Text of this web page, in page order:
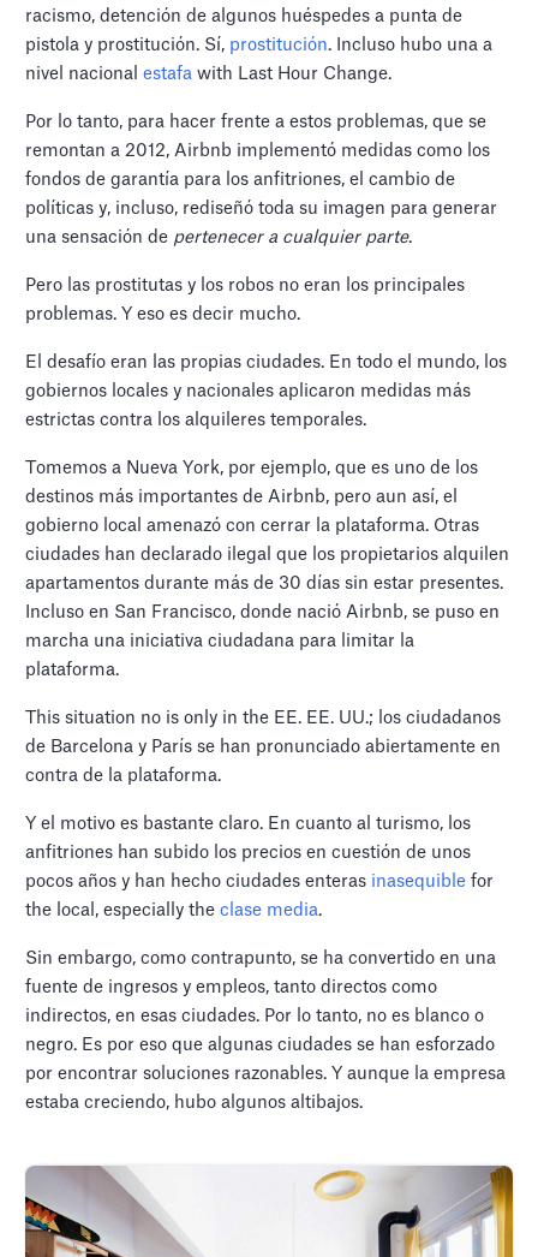
racismo, detención de algunos huéspedes a punta de
pistola y prostitución. Sí, prostitución. Incluso hubo una a
nivel nacionalestafa with Last Hour Change.
Por lo tanto, para hacer frente a estos problemas, que se
remontan a 2012, Airbnb implementó medidas como los
fondos de garantía para los anfitriones, el cambio de
políticas y, incluso, rediseñó toda su imagen para generar
una sensación de pertenecer a cualquier parte.
Pero las prostitutas y los robos no eran los principales
problemas. Y eso es decir mucho.
El desafío eran las propias ciudades. En todo el mundo, los
gobiernos locales y nacionales aplicaron medidas más
estrictas contra los alquileres temporales.
Tomemos a Nueva York, por ejemplo, que es uno de los
destinos más importantes de Airbnb, pero aun así, el
gobierno local amenazó con cerrar la plataforma. Otras
ciudades han declarado ilegal que los propietarios alquilen
apartamentos durante más de 30 días sin estar presentes.
Incluso en San Francisco, donde nació Airbnb, se puso en
marcha una iniciativa ciudadana para limitar la
plataforma.
This situation no is only in the EE. EE. UU.; los ciudadanos
de Barcelona y París se han pronunciado abiertamente en
contra de la plataforma.
Y el motivo es bastante claro. En cuanto al turismo, los
anfitriones han subido los precios en cuestión de unos
pocos años y han hecho ciudades enteras inasequible for
the local, especially theclase media.
Sin embargo, como contrapunto, se ha convertido en una
fuente de ingresos y empleos, tanto directos como
indirectos, en esas ciudades. Por lo tanto, no es blanco o
negro. Es por eso que algunas ciudades se han esforzado
por encontrar soluciones razonables. Y aunque la empresa
estaba creciendo, hubo algunos altibajos.